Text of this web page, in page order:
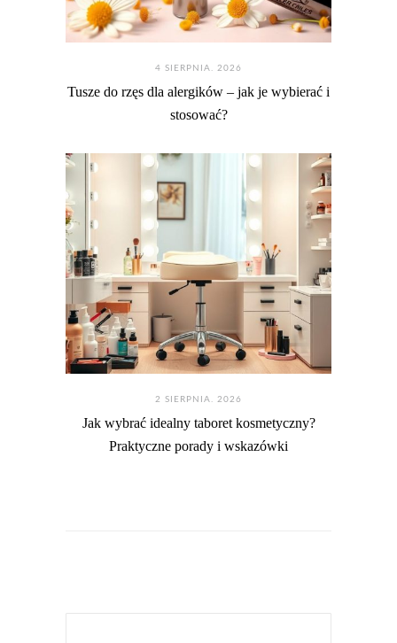
4 SIERPNIA. 2026
Tusze do rzęs dla alergików – jak je wybierać i
stosować?
2 SIERPNIA. 2026
Jak wybrać idealny taboret kosmetyczny?
Praktyczne porady i wskazówki